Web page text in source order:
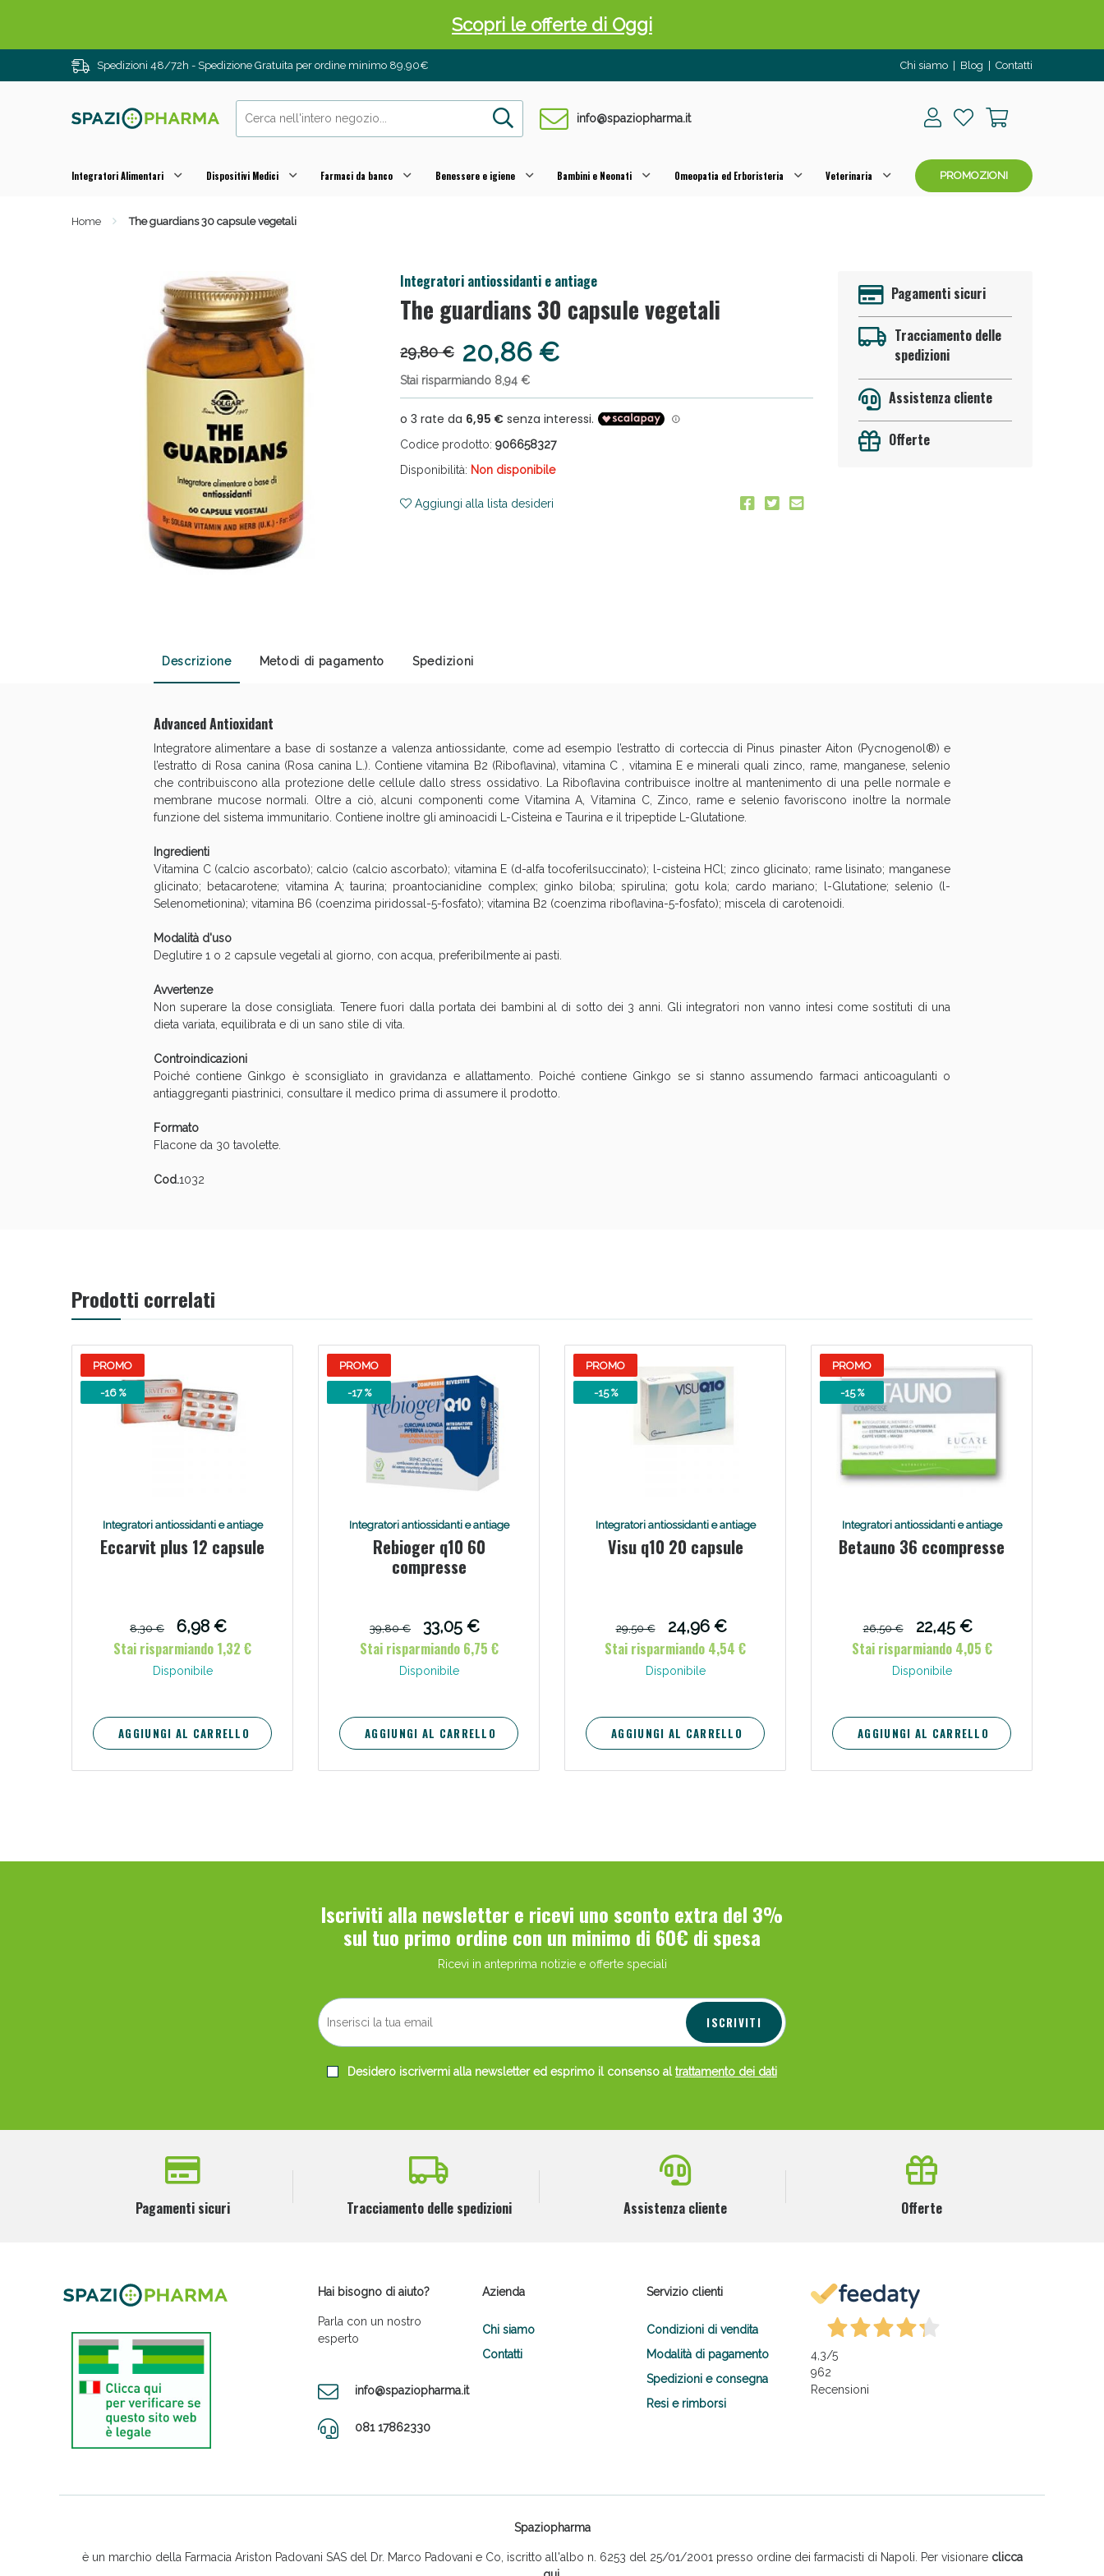
Spedizioni 48/72h - Spedizione Gratuita per ordine minimo 89,90€ Chi siamo Blog Contatti
info@spaziopharma.it
Integratori Alimentari Dispositivi Medici Farmaci da banco Benessere e igiene Bambini e Neonati Omeopatia ed Erboristeria Veterinaria PROMOZIONI
Home The guardians 30 capsule vegetali
Integratori antiossidanti e antiage
The guardians 30 capsule vegetali
29,80 € 20,86 €
Stai risparmiando 8,94 €
Codice prodotto: 906658327
Disponibilità: Non disponibile
Aggiungi alla lista desideri
Pagamenti sicuri
Tracciamento delle
spedizioni
Assistenza cliente
Offerte
Descrizione Metodi di pagamento Spedizioni
Advanced Antioxidant
Integratore alimentare a base di sostanze a valenza antiossidante, come ad esempio l’estratto di corteccia di Pinus pinaster Aiton (Pycnogenol®) e
l’estratto di Rosa canina (Rosa canina L.). Contiene vitamina B2 (Riboflavina), vitamina C , vitamina E e minerali quali zinco, rame, manganese, selenio
che contribuiscono alla protezione delle cellule dallo stress ossidativo. La Riboflavina contribuisce inoltre al mantenimento di una pelle normale e
membrane mucose normali. Oltre a ciò, alcuni componenti come Vitamina A, Vitamina C, Zinco, rame e selenio favoriscono inoltre la normale
funzione del sistema immunitario. Contiene inoltre gli aminoacidi L-Cisteina e Taurina e il tripeptide L-Glutatione.
Ingredienti
Vitamina C (calcio ascorbato); calcio (calcio ascorbato); vitamina E (d-alfa tocoferilsuccinato); l-cisteina HCl; zinco glicinato; rame lisinato; manganese
glicinato; betacarotene; vitamina A; taurina; proantocianidine complex; ginko biloba; spirulina; gotu kola; cardo mariano; l-Glutatione; selenio (l-
Selenometionina); vitamina B6 (coenzima piridossal-5-fosfato); vitamina B2 (coenzima riboflavina-5-fosfato); miscela di carotenoidi.
Modalità d'uso
Deglutire 1 o 2 capsule vegetali al giorno, con acqua, preferibilmente ai pasti.
Avvertenze
Non superare la dose consigliata. Tenere fuori dalla portata dei bambini al di sotto dei 3 anni. Gli integratori non vanno intesi come sostituti di una
dieta variata, equilibrata e di un sano stile di vita.
Controindicazioni
Poiché contiene Ginkgo è sconsigliato in gravidanza e allattamento. Poiché contiene Ginkgo se si stanno assumendo farmaci anticoagulanti o
antiaggreganti piastrinici, consultare il medico prima di assumere il prodotto.
Formato
Flacone da 30 tavolette.
Cod.1032
Prodotti correlati
PROMO
-16 %
Integratori antiossidanti e antiage
Eccarvit plus 12 capsule
8,30 €
6,98 €
Stai risparmiando 1,32 €
Disponibile
AGGIUNGI AL CARRELLO
PROMO
-17 %
Integratori antiossidanti e antiage
Rebioger q10 60
compresse
39,80 €
33,05 €
Stai risparmiando 6,75 €
Disponibile
AGGIUNGI AL CARRELLO
PROMO
-15 %
Integratori antiossidanti e antiage
Visu q10 20 capsule
29,50 €
24,96 €
Stai risparmiando 4,54 €
Disponibile
AGGIUNGI AL CARRELLO
PROMO
-15 %
Integratori antiossidanti e antiage
Betauno 36 ccompresse
26,50 €
22,45 €
Stai risparmiando 4,05 €
Disponibile
AGGIUNGI AL CARRELLO
Iscriviti alla newsletter e ricevi uno sconto extra del 3%
sul tuo primo ordine con un minimo di 60€ di spesa
Ricevi in anteprima notizie e offerte speciali
ISCRIVITI
Desidero iscrivermi alla newsletter ed esprimo il consenso al trattamento dei dati
Pagamenti sicuri Tracciamento delle spedizioni Assistenza cliente Offerte
Hai bisogno di aiuto?
Parla con un nostro
esperto
info@spaziopharma.it
081 17862330
Azienda
Chi siamo
Contatti
Servizio clienti
Condizioni di vendita
Modalità di pagamento
Spedizioni e consegna
Resi e rimborsi
4,3/5
962
Recensioni
Spaziopharma
è un marchio della Farmacia Ariston Padovani SAS del Dr. Marco Padovani e Co, iscritto all'albo n. 6253 del 25/01/2001 presso ordine dei farmacisti di Napoli. Per visionare clicca
Scopri le offerte di Oggi
Drenanti e Pancia Piatta: Sconti fino al 55% validi solo per OGGI!
Salini e Multivitaminici: oggi Sconto extra fino al 50%!
Anticellulite e Fanghi: Sconto fino al 40% valido oggi!
Anticellulite e Fanghi: Sconto fino al 40% valido oggi!
Benessere Intestinale: Sconto fino al 55% valido oggi!
Scopri le offerte di Oggi